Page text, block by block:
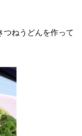
つねうどんを作って